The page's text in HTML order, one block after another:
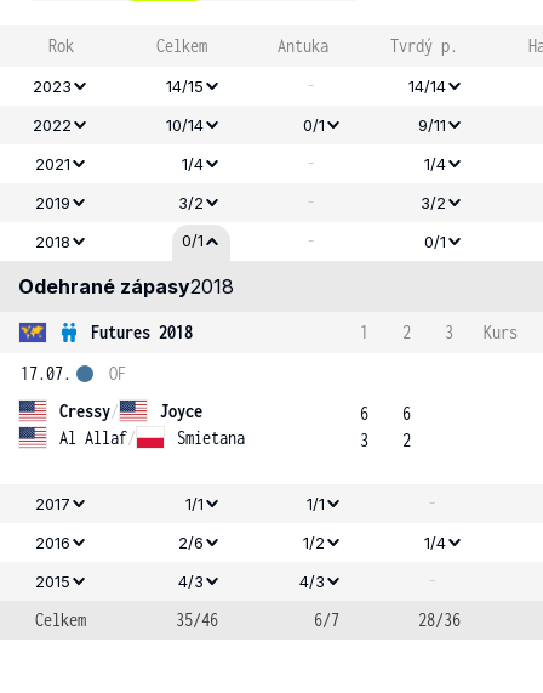
Rok Celkem Antuka Tvrdý p.
2023 14/15 -
14/14
2022
10/14 0/1
9/11
2021
1/4 -
1/4
2019
3/2 -
3/2
2018
0/1 - 0/1
Odehrané zápasy2018
Futures 2018 1 2 3
Kurs
17.07.
Cressy/
Joyce
Al Allaf/ Smietana
OF
6
3
6
2
2017 1/1 1/1 -
2016 2/6 1/2
1/4
2015
4/3 4/3
-
Celkem
35/46 6/7 28/36